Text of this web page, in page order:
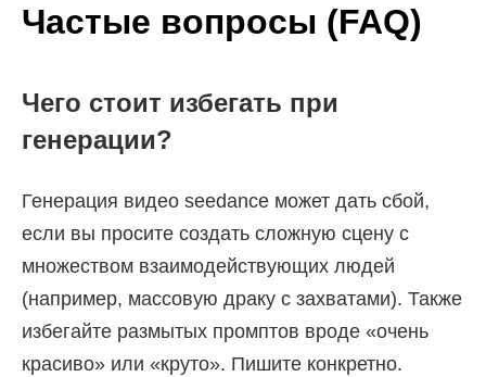
Частые вопросы (FAQ)
Чего стоит избегать при
генерации?
Генерация видео seedance может дать сбой,
если вы просите создать сложную сцену с
множеством взаимодействующих людей
(например, массовую драку с захватами). Также
избегайте размытых промптов вроде «очень
красиво» или «круто». Пишите конкретно.